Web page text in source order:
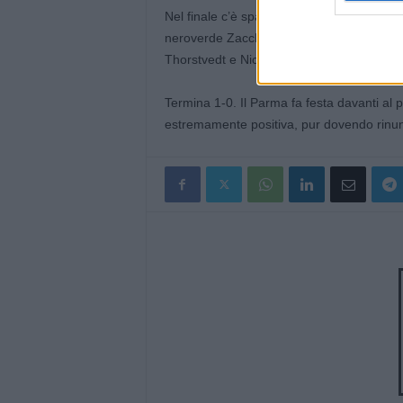
Nel finale c’è spazio per le emozioni
neroverde Zacchi, e per l’emergenza
Thorstvedt e Nicolussi Caviglia a cambi
Termina 1-0. Il Parma fa festa davanti al
estremamente positiva, pur dovendo